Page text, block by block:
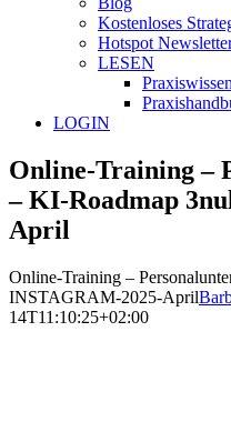
Kostenloses
Hotspot
LESEN
LOGIN
Online-Training –
– KI-Roadmap
April
Online-Training –
INSTAGRAM-2025-April
14T11:10:25+02:00